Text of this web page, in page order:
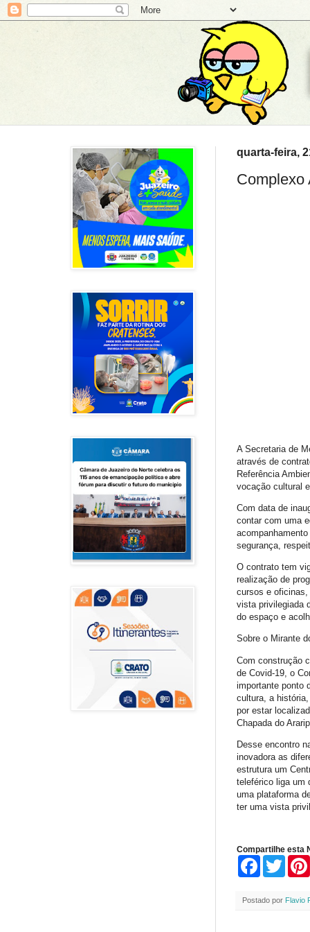
quarta-feira,
Complexo
A Secretaria de
através de
Referência
vocação cultural
Com data de
contar com uma
segurança,
O contrato tem
realização de
cursos e oficinas,
vista privilegiada
do espaço e
Sobre o Mirante
Com construção
de Covid-19, o
importante ponto
cultura, a
por estar
Chapada do
Desse encontro
inovadora as
estrutura um
teleférico liga um
uma plataforma
ter uma vista
Compartilhe esta
F
b
T
w
t
Postado por Flavio